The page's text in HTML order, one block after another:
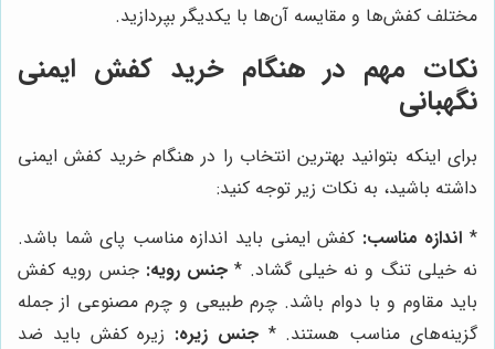
مختلف کفش‌ها و مقایسه آن‌ها با یکدیگر بپردازید.
نکات مهم در هنگام خرید کفش ایمنی
نگهبانی
برای اینکه بتوانید بهترین انتخاب را در هنگام خرید کفش ایمنی
داشته باشید، به نکات زیر توجه کنید:
* اندازه مناسب: کفش ایمنی باید اندازه مناسب پای شما باشد.
نه خیلی تنگ و نه خیلی گشاد. * جنس رویه: جنس رویه کفش
باید مقاوم و با دوام باشد. چرم طبیعی و چرم مصنوعی از جمله
گزینه‌های مناسب هستند. *جنس زیره: زیره کفش باید ضد